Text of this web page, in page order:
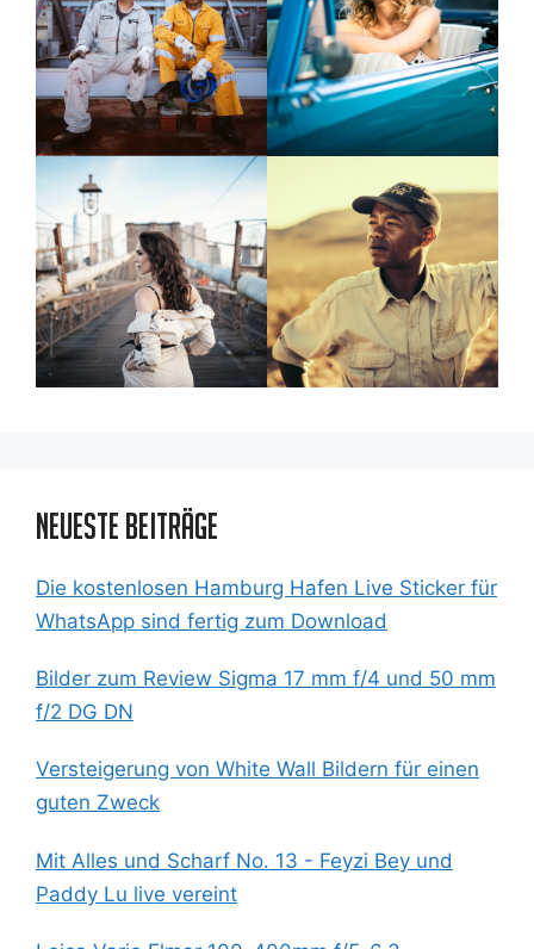
Neueste Beiträge
Die kostenlosen Hamburg Hafen Live Sticker für
WhatsApp sind fertig zum Download
Bilder zum Review Sigma 17 mm f/4 und 50 mm
f/2 DG DN
Versteigerung von White Wall Bildern für einen
guten Zweck
Mit Alles und Scharf No. 13 - Feyzi Bey und
Paddy Lu live vereint